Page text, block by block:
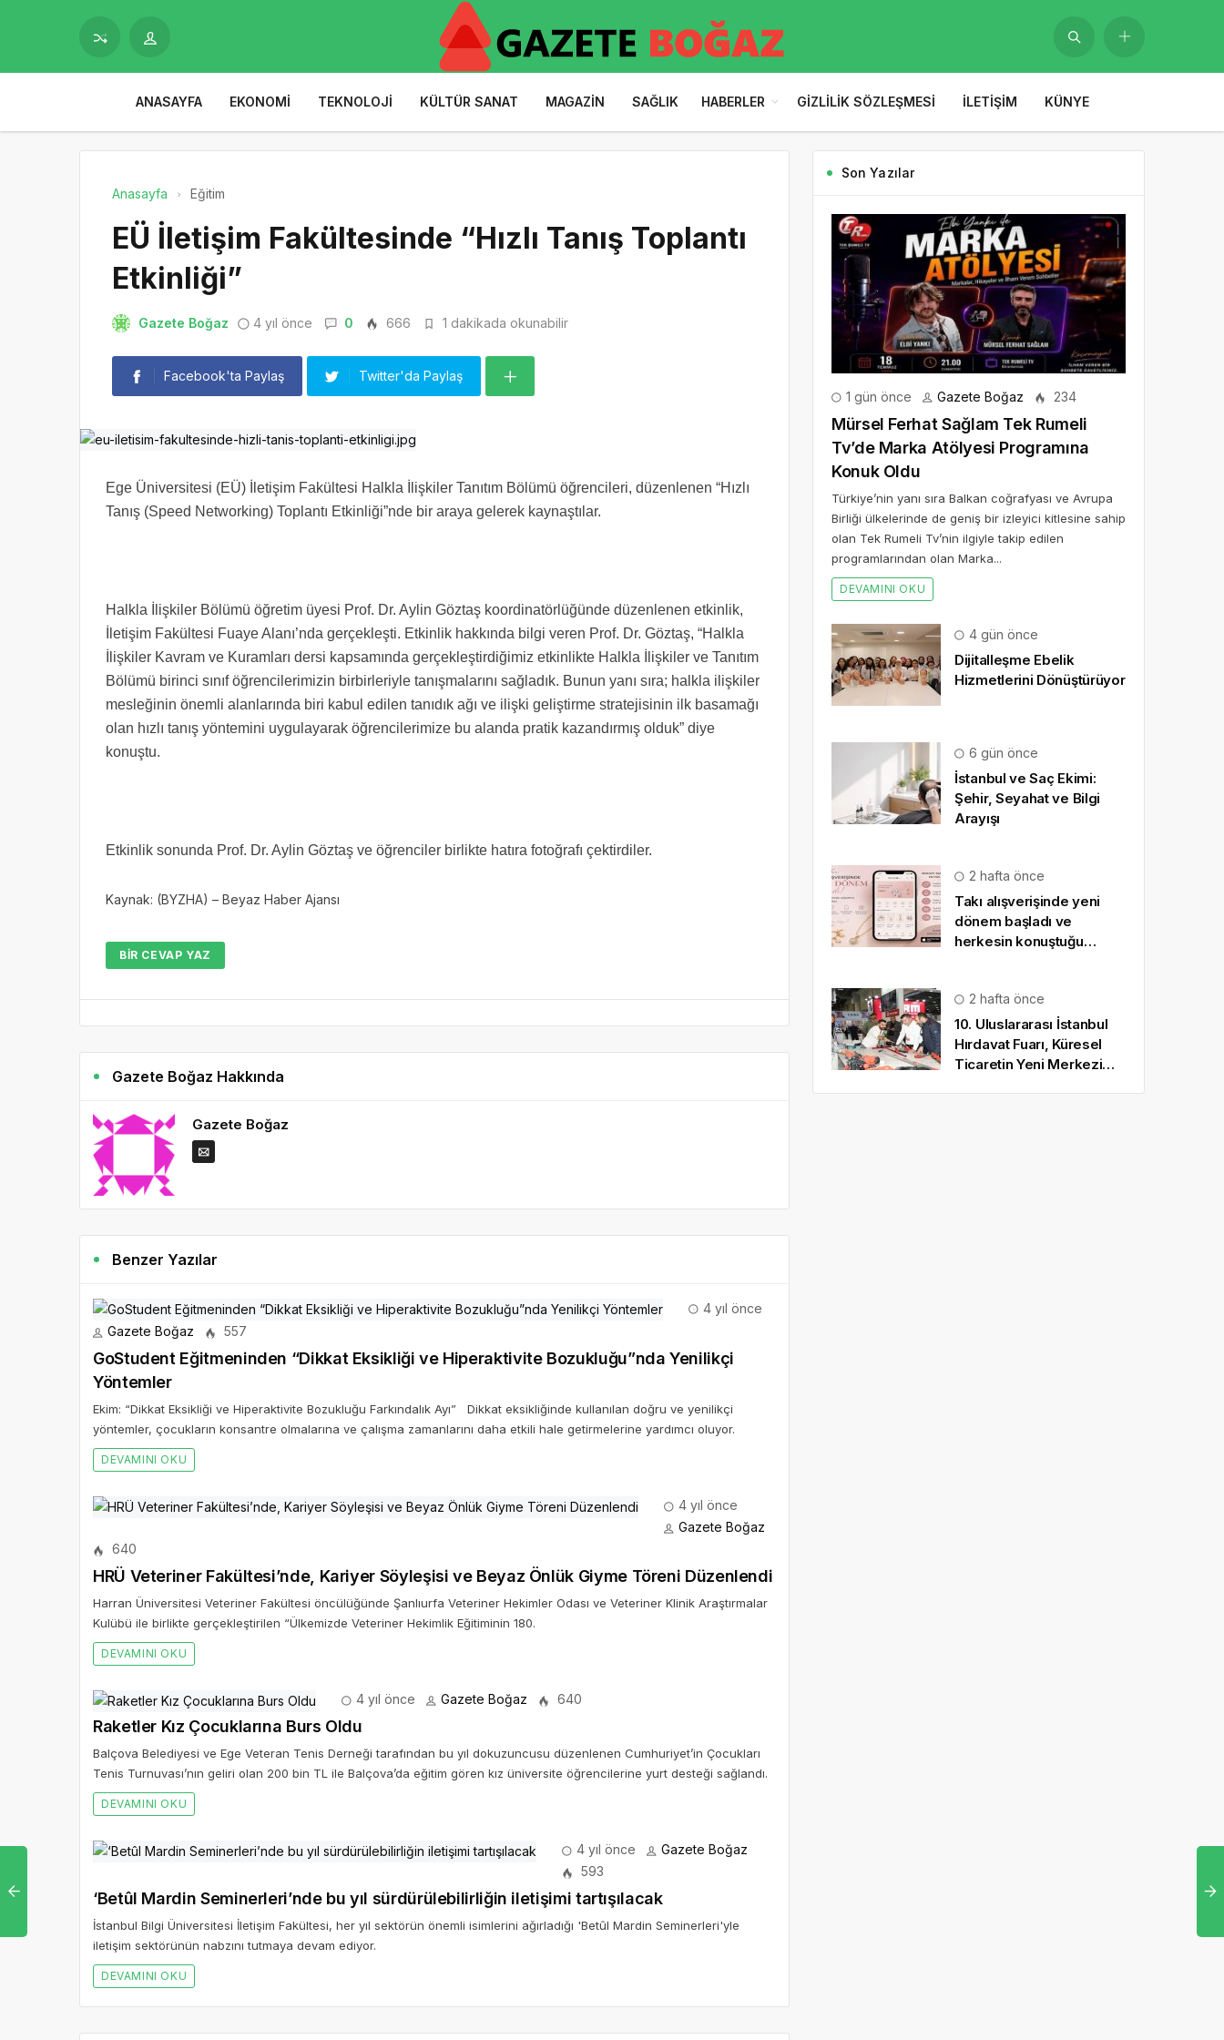
ANASAYFA EKONOMI TEKNOLOJI KÜLTÜR SANAT MAGAZIN SAĞLIK HABERLER GIZLILIK SÖZLEŞMESI İLETIŞIM KÜNYE
Anasayfa Eğitim
EÜ İletişim Fakültesinde “Hızlı Tanış Toplantı
Etkinliği”
Gazete Boğaz 4 yıl önce 0 666 1 dakikada okunabilir
Facebook'ta Paylaş Twitter'da Paylaş
Ege Üniversitesi (EÜ) İletişim Fakültesi Halkla İlişkiler Tanıtım Bölümü öğrencileri, düzenlenen “Hızlı
Tanış (Speed Networking) Toplantı Etkinliği”nde bir araya gelerek kaynaştılar.
Halkla İlişkiler Bölümü öğretim üyesi Prof. Dr. Aylin Göztaş koordinatörlüğünde düzenlenen etkinlik,
İletişim Fakültesi Fuaye Alanı’nda gerçekleşti. Etkinlik hakkında bilgi veren Prof. Dr. Göztaş, “Halkla
İlişkiler Kavram ve Kuramları dersi kapsamında gerçekleştirdiğimiz etkinlikte Halkla İlişkiler ve Tanıtım
Bölümü birinci sınıf öğrencilerimizin birbirleriyle tanışmalarını sağladık. Bunun yanı sıra; halkla ilişkiler
mesleğinin önemli alanlarında biri kabul edilen tanıdık ağı ve ilişki geliştirme stratejisinin ilk basamağı
olan hızlı tanış yöntemini uygulayarak öğrencilerimize bu alanda pratik kazandırmış olduk” diye
konuştu.
Etkinlik sonunda Prof. Dr. Aylin Göztaş ve öğrenciler birlikte hatıra fotoğrafı çektirdiler.
Kaynak: (BYZHA) – Beyaz Haber Ajansı
BIR CEVAP YAZ
Gazete Boğaz Hakkında
Gazete Boğaz
Benzer Yazılar
4 yıl önce
Gazete Boğaz
557
GoStudent Eğitmeninden “Dikkat Eksikliği ve Hiperaktivite Bozukluğu”nda Yenilikçi
Yöntemler
Ekim: “Dikkat Eksikliği ve Hiperaktivite Bozukluğu Farkındalık Ayı” Dikkat eksikliğinde kullanılan doğru ve yenilikçi
yöntemler, çocukların konsantre olmalarına ve çalışma zamanlarını daha etkili hale getirmelerine yardımcı oluyor.
DEVAMINI OKU
4 yıl önce
Gazete Boğaz
640
HRÜ Veteriner Fakültesi’nde, Kariyer Söyleşisi ve Beyaz Önlük Giyme Töreni Düzenlendi
Harran Üniversitesi Veteriner Fakültesi öncülüğünde Şanlıurfa Veteriner Hekimler Odası ve Veteriner Klinik Araştırmalar
Kulübü ile birlikte gerçekleştirilen “Ülkemizde Veteriner Hekimlik Eğitiminin 180.
DEVAMINI OKU
4 yıl önce Gazete Boğaz 640
Raketler Kız Çocuklarına Burs Oldu
Balçova Belediyesi ve Ege Veteran Tenis Derneği tarafından bu yıl dokuzuncusu düzenlenen Cumhuriyet’in Çocukları
Tenis Turnuvası’nın geliri olan 200 bin TL ile Balçova’da eğitim gören kız üniversite öğrencilerine yurt desteği sağlandı.
DEVAMINI OKU
4 yıl önce
Gazete Boğaz
593
‘Betûl Mardin Seminerleri’nde bu yıl sürdürülebilirliğin iletişimi tartışılacak
İstanbul Bilgi Üniversitesi İletişim Fakültesi, her yıl sektörün önemli isimlerini ağırladığı 'Betûl Mardin Seminerleri'yle
iletişim sektörünün nabzını tutmaya devam ediyor.
DEVAMINI OKU
Son Yazılar
1 gün önce Gazete Boğaz 234
Mürsel Ferhat Sağlam Tek Rumeli
Tv’de Marka Atölyesi Programına
Konuk Oldu
Türkiye’nin yanı sıra Balkan coğrafyası ve Avrupa
Birliği ülkelerinde de geniş bir izleyici kitlesine sahip
olan Tek Rumeli Tv’nin ilgiyle takip edilen
programlarından olan Marka...
DEVAMINI OKU
4 gün önce
Dijitalleşme Ebelik
Hizmetlerini Dönüştürüyor
6 gün önce
İstanbul ve Saç Ekimi:
Şehir, Seyahat ve Bilgi
Arayışı
2 hafta önce
Takı alışverişinde yeni
dönem başladı ve
herkesin konuştuğu
2 hafta önce
10. Uluslararası İstanbul
Hırdavat Fuarı, Küresel
Ticaretin Yeni Merkezi